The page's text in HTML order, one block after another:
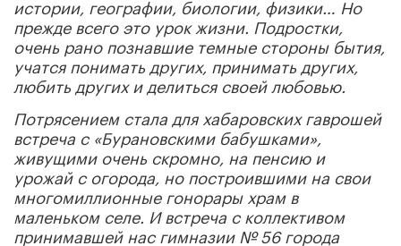
истории, географии, биологии, физики… Но
прежде всего это урок жизни. Подростки,
очень рано познавшие темные стороны бытия,
учатся понимать других, принимать других,
любить других и делиться своей любовью.
Потрясением стала для хабаровских гаврошей
встреча с «Бурановскими бабушками»,
живущими очень скромно, на пенсию и
урожай с огорода, но построившими на свои
многомиллионные гонорары храм в
маленьком селе. И встреча с коллективом
принимавшей нас гимназии № 56 города